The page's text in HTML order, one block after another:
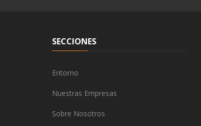
SECCIONES
Entorno
Nuestras Empresas
Sobre Nosotros